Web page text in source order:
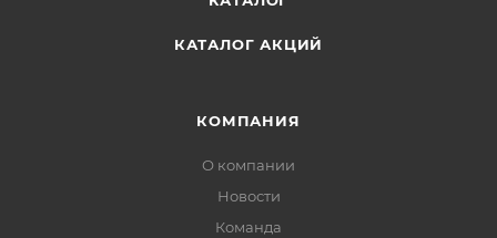
КАТАЛОГ АКЦИЙ
КОМПАНИЯ
О компании
Новости
Команда